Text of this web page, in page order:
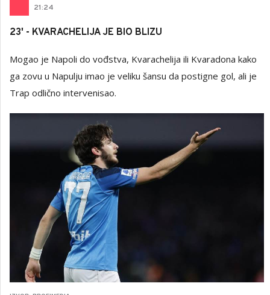
21:24
23' - KVARACHELIJA JE BIO BLIZU
Mogao je Napoli do vođstva, Kvarachelija ili Kvaradona kako
ga zovu u Napulju imao je veliku šansu da postigne gol, ali je
Trap odlično intervenisao.